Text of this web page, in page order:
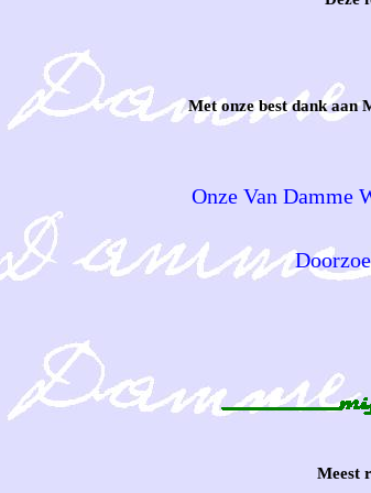
Met onze best dank aan
Onze Van Damme
Meest